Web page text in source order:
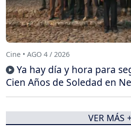
Cine • AGO 4 / 2026
Ya hay día y hora para
Cien Años de Soledad en
VER MÁS